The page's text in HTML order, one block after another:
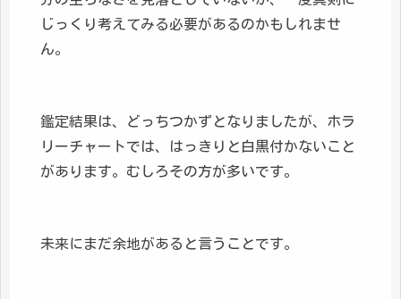
じっくり考えてみる必要があるのかもしれませ
ん。
鑑定結果は、どっちつかずとなりましたが、ホラ
リーチャートでは、はっきりと白黒付かないこと
があります。むしろその方が多いです。
未来にまだ余地があると言うことです。